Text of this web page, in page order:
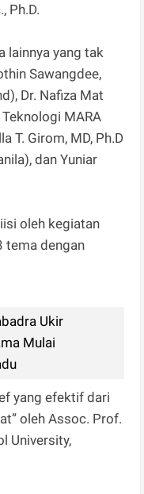
Ph.D.
lainnya yang tak
Sawangdee,
Dr. Nafiza Mat
MARA
T. Girom, MD, Ph.D
dan Yuniar
oleh kegiatan
tema dengan
Ukir
Mulai
yang efektif dari
oleh Assoc. Prof.
University,